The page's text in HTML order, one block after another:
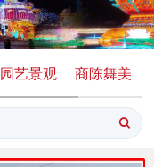
园艺景观 商陈舞美